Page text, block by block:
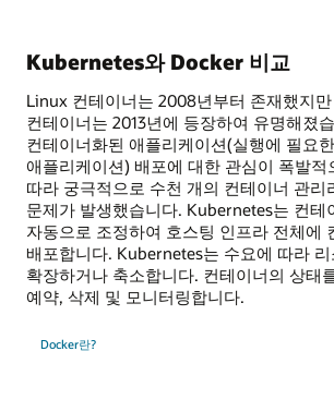
Kubernetes와 Docker 비교
Linux 컨테이너는 2008년부터 존재했지
컨테이너는 2013년에 등장하여 유명해졌
컨테이너화된 애플리케이션(실행에 필요
애플리케이션) 배포에 대한 관심이 폭발적
따라 궁극적으로 수천 개의 컨테이너 관리
문제가 발생했습니다. Kubernetes는 컨테
자동으로 조정하여 호스팅 인프라 전체에
배포합니다. Kubernetes는 수요에 따라
확장하거나 축소합니다. 컨테이너의 상태
예약, 삭제 및 모니터링합니다.
Docker란?